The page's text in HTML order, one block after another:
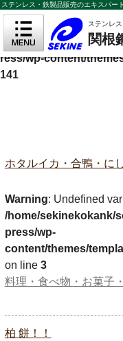
Warning
: Undefined
/home/sekinekokank/
ress/wp-content/
141
ステンレス・鉄製品販売のエキスパート
ステンレ
関根
ホタルイカ・合鴨・に
Warning: Undefined
/home/sekinekokank/
press/wp-
content/themes/
on line 3
料理・食べ物・お菓子
柏 餅！！